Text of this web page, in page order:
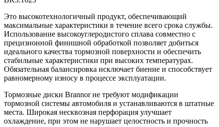
Это высокотехнологичный продукт, обеспечивающий
максимальные характеристики в течение всего срока службы.
Использование высокоуглеродистого сплава совместно с
прецизионной финишной обработкой позволяет добиться
идеального качества тормозной поверхности и обеспечить
стабильные характеристики при высоких температурах.
Обязательная балансировка исключает биение и способствует
равномерному износу в процессе эксплуатации.
Тормозные диски Brannor не требуют модификации
тормозной системы автомобиля и устанавливаются в штатные
места. Широкая несквозная перфорация улучшает
охлаждение, при этом не нарушает целостность и прочность